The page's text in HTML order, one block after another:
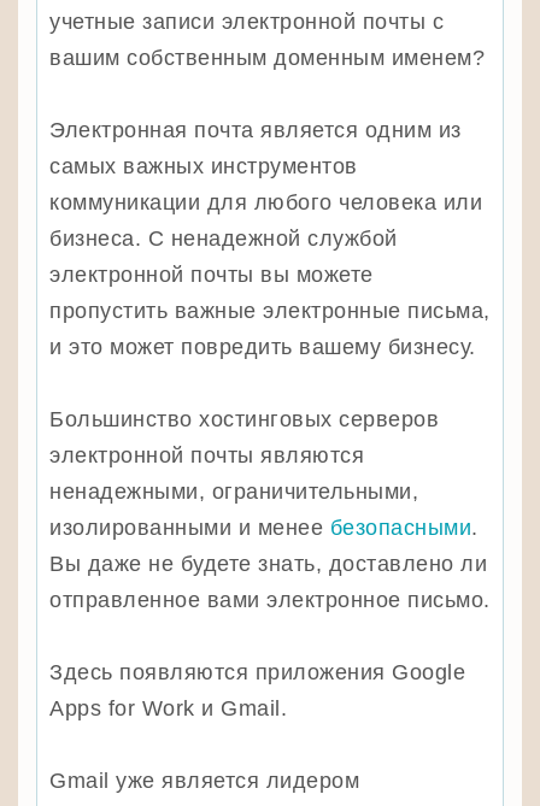
учетные записи электронной почты с
вашим собственным доменным именем?
Электронная почта является одним из
самых важных инструментов
коммуникации для любого человека или
бизнеса. С ненадежной службой
электронной почты вы можете
пропустить важные электронные письма,
и это может повредить вашему бизнесу.
Большинство хостинговых серверов
электронной почты являются
ненадежными, ограничительными,
изолированными и менее безопасными.
Вы даже не будете знать, доставлено ли
отправленное вами электронное письмо.
Здесь появляются приложения Google
Apps for Work и Gmail.
Gmail уже является лидером